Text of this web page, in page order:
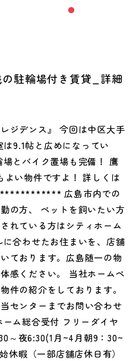
駐輪場付き賃貸_詳細
ジデンス』 今回は中区大手
9.1帖と広めになってい
とバイク置場も完備！ 鷹
よい物件ですよ！ 詳しくは
広島市内での
の方、 ペットを飼いたい方
れている方はシティホーム
合わせたお住まいを、店舗
ております。広島随一の物
感ください。 当社ホームペ
件の紹介をしております。
センターまでお問い合わせ
ム総合受付 フリーダイヤ
～夜6:30(1月~4月朝9：30~
休暇（一部店舗店休日有）